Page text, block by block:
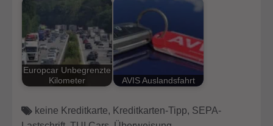
Europcar Unbegrenzte
Kilometer
AVIS Auslandsfahrt
keine Kreditkarte, Kreditkarten-Tipp, SEPA-